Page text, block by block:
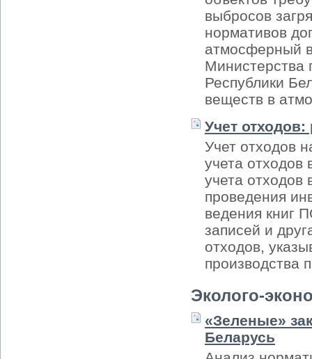
выбросов
нормативов
атмосферный
Министерства
Республики
веществ в
Учет
Учет отходов
учета
учета
проведения
ведения книг
записей и
отходов,
производства
Эколого-
«Зеленые»
Беларусь